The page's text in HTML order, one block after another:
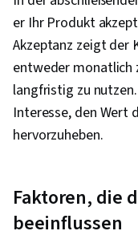
er Ihr Produkt
Akzeptanz zeigt der
entweder monatlich
langfristig zu
Interesse, den Wert
hervorzuheben.
Faktoren, die
beeinflussen